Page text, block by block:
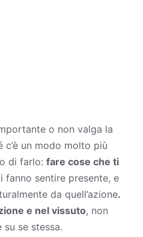
o non valga la
c’è un modo molto più
di farlo: fare cose che ti
fanno sentire presente, e
da quell’azione.
e nel vissuto, non
se stessa.